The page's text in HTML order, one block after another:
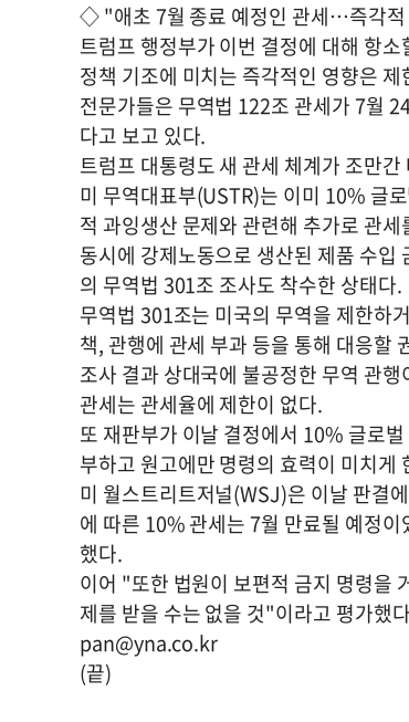
◇ "애초 7월 종료 예정인 관세…즉각적
트럼프 행정부가 이번 결정에 대해 항
정책 기조에 미치는 즉각적인 영향은
전문가들은 무역법 122조 관세가 7월
다고 보고 있다.
트럼프 대통령도 새 관세 체계가 조만
미 무역대표부(USTR)는 이미 10% 글
적 과잉생산 문제와 관련해 추가로 관
동시에 강제노동으로 생산된 제품 수
의 무역법 301조 조사도 착수한 상태다.
무역법 301조는 미국의 무역을 제한하
책, 관행에 관세 부과 등을 통해 대응할
조사 결과 상대국에 불공정한 무역 관
관세는 관세율에 제한이 없다.
또 재판부가 이날 결정에서 10% 글로
부하고 원고에만 명령의 효력이 미치게
미 월스트리트저널(WSJ)은 이날 판결
에 따른 10% 관세는 7월 만료될 예정
했다.
이어 "또한 법원이 보편적 금지 명령을
제를 받을 수는 없을 것"이라고 평가했
pan@yna.co.kr
(끝)